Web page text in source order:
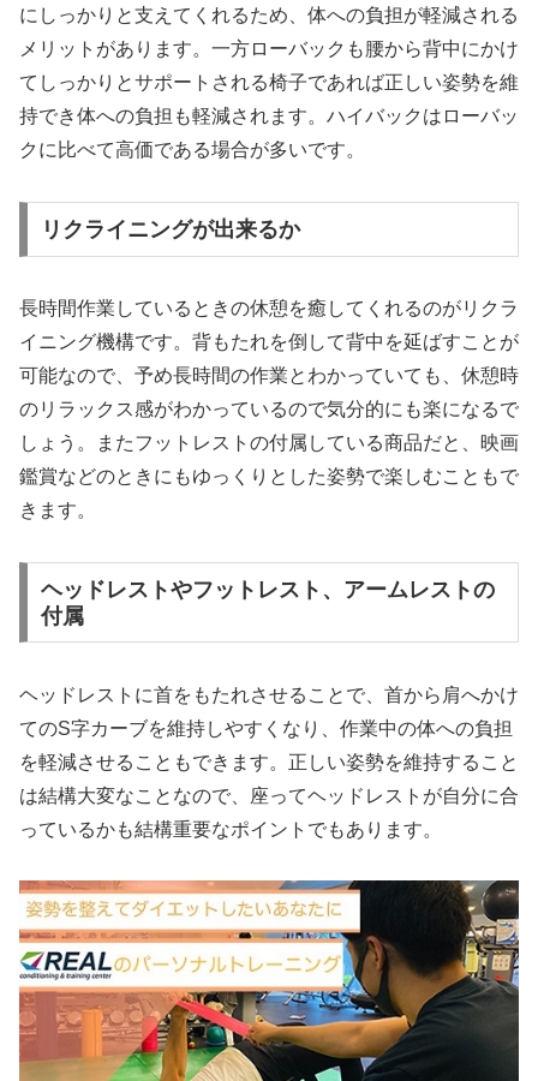
にしっかりと支えてくれるため、体への負担が軽減される
メリットがあります。一方ローバックも腰から背中にかけ
てしっかりとサポートされる椅子であれば正しい姿勢を維
持でき体への負担も軽減されます。ハイバックはローバッ
クに比べて高価である場合が多いです。
リクライニングが出来るか
長時間作業しているときの休憩を癒してくれるのがリクラ
イニング機構です。背もたれを倒して背中を延ばすことが
可能なので、予め長時間の作業とわかっていても、休憩時
のリラックス感がわかっているので気分的にも楽になるで
しょう。またフットレストの付属している商品だと、映画
鑑賞などのときにもゆっくりとした姿勢で楽しむこともで
きます。
ヘッドレストやフットレスト、アームレストの
付属
ヘッドレストに首をもたれさせることで、首から肩へかけ
てのS字カーブを維持しやすくなり、作業中の体への負担
を軽減させることもできます。正しい姿勢を維持すること
は結構大変なことなので、座ってヘッドレストが自分に合
っているかも結構重要なポイントでもあります。